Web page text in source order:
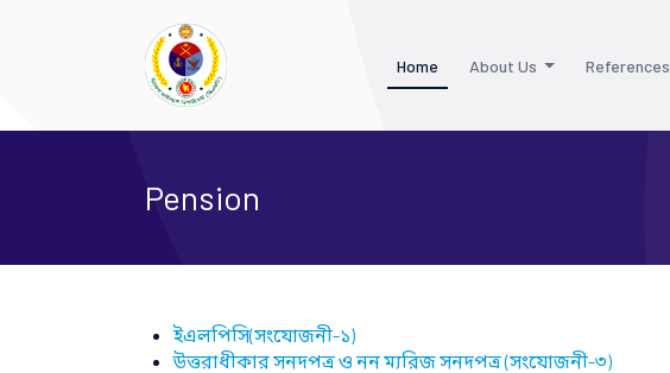
Home About Us References
Pension
ইএলপিসি(সংযোজনী-১)
উত্তরাধীকার সনদপত্র ও নন ম্যরিজ সনদপত্র (সংযোজনী-৩)